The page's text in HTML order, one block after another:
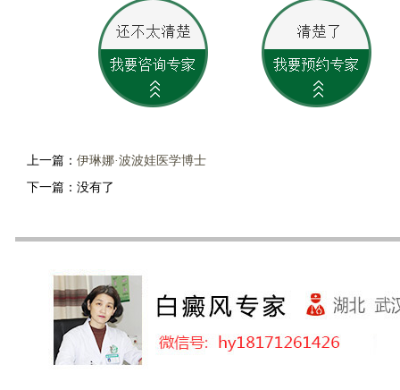
上一篇： 伊琳娜·波波娃医学博士
下一篇：没有了